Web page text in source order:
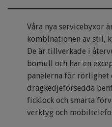
Våra nya servicebyxor
kombinationen av stil,
De är tillverkade i
bomull och har en
panelerna för rörlighet
dragkedjeförsedda
ficklock och smarta
verktyg och